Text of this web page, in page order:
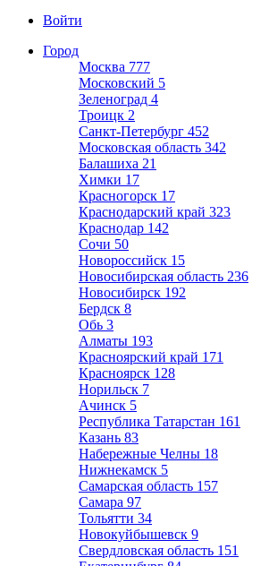
Войти
Город
Москва 777
Московский 5
Зеленоград 4
Троицк 2
Санкт-Петербург 452
Московская область 342
Балашиха 21
Химки 17
Красногорск 17
Краснодарский край 323
Краснодар 142
Сочи 50
Новороссийск 15
Новосибирская область 236
Новосибирск 192
Бердск 8
Обь 3
Алматы 193
Красноярский край 171
Красноярск 128
Норильск 7
Ачинск 5
Республика Татарстан 161
Казань 83
Набережные Челны 18
Нижнекамск 5
Самарская область 157
Самара 97
Тольятти 34
Новокуйбышевск 9
Свердловская область 151